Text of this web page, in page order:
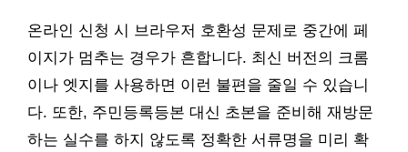
온라인 신청 시 브라우저 호환성 문제로 중간에 페
이지가 멈추는 경우가 흔합니다. 최신 버전의 크롬
이나 엣지를 사용하면 이런 불편을 줄일 수 있습니
다. 또한, 주민등록등본 대신 초본을 준비해 재방문
하는 실수를 하지 않도록 정확한 서류명을 미리 확